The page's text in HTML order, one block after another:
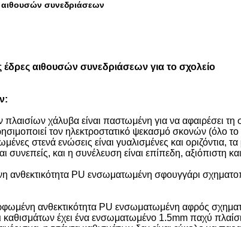
αιθουσών συνεδριάσεων
αιθουσών συνεδριάσεων για το σχολείο
χάλυβα είναι παστωμένη για να αφαιρέσει τη
τον ηλεκτροστατικό ψεκασμό σκονών (όλο
στενά ενώσεις είναι γυαλισμένες και οριζόντια,
συνεπείς, και η συνέλευση είναι επίπεδη, αξιόπιστη
ανθεκτικότητα PU ενσωματωμένη σφουγγάρι
ανθεκτικότητα PU ενσωματωμένη αφρός
έχει ένα ενσωματωμένο 1.5mm παχύ